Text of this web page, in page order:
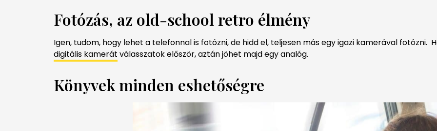
Fotózás, az old-school retro élmény
Igen, tudom, hogy lehet a telefonnal is fotózni, de hidd el, teljesen más egy igazi kamerával fotózni.
digitális kamerát válasszatok először, aztán jöhet majd egy analóg.
Könyvek minden eshetőségre